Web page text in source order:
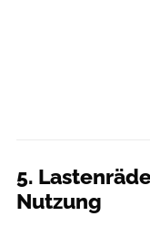
5.
Nutzung